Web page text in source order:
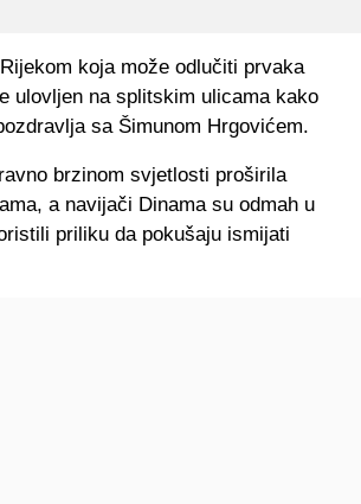
koja može odlučiti prvaka
ulovljen na splitskim ulicama kako
sa Šimunom Hrgovićem.
brzinom svjetlosti proširila
a navijači Dinama su odmah u
priliku da pokušaju ismijati